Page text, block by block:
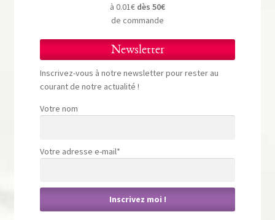
à 0.01€ dès 50€
de commande
Newsletter
Inscrivez-vous à notre newsletter pour rester au
courant de notre actualité !
Votre nom
Votre adresse e-mail*